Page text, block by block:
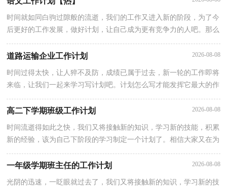
时间就如同白驹过隙般的流逝，我们的工作又进入新的阶段，为了今
后更好的工作发展，做好计划，让自己成为更有竞争力的人吧。那么
我们该怎么去写计划呢？下面是小编帮大家整理的语文工作计划，希
道路运输企业工作计划 2026-08-08
时间过得太快，让人猝不及防，成绩已属于过去，新一轮的工作即将
来临，让我们一起来学习写计划吧。计划怎么写才能发挥它最大的作
高二下学期班级工作计划 2026-08-08
时间流逝得如此之快，我们又将接触新的知识，学习新的技能，积累
新的经验，该为自己下阶段的学习制定一个计划了。相信大家又在为
写计划犯愁了？下面是小编整理的高二下学期班级工作计划，欢迎阅
一年级学期班主任的工作计划 2026-08-08
光阴的迅速，一眨眼就过去了，我们又将接触新的知识，学习新的技